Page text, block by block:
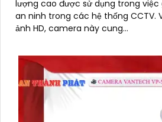
lượng cao được sử dụng trong
an ninh trong các hệ thống CCTV. Với chất lượng hình
ảnh HD, camera này cung...